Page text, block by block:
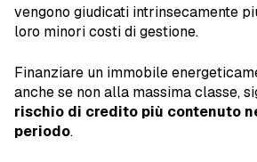
vengono giudicati intrinsecamente
loro minori costi di gestione.
Finanziare un immobile
anche se non alla massima classe,
rischio di credito più contenuto
periodo.